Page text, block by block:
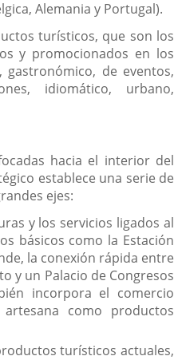
Alemania y Portugal).
turísticos, que son los
y promocionados en los
de eventos,
idiomático, urbano,
hacia el interior del
establece una serie de
ejes:
y los servicios ligados al
básicos como la Estación
la conexión rápida entre
y un Palacio de Congresos
incorpora el comercio
como productos
turísticos actuales,